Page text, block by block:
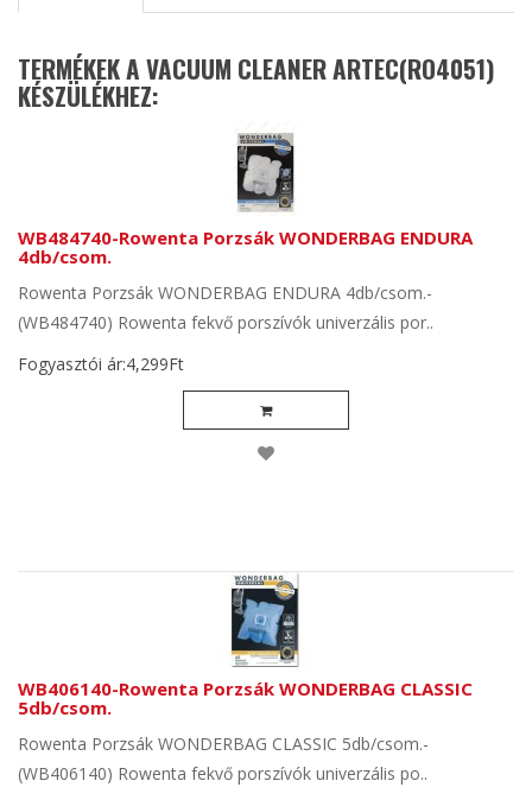
TERMÉKEK A VACUUM CLEANER ARTEC(RO4051)
KÉSZÜLÉKHEZ:
WB484740-Rowenta Porzsák WONDERBAG ENDURA
4db/csom.
Rowenta Porzsák WONDERBAG ENDURA 4db/csom.-
(WB484740) Rowenta fekvő porszívók univerzális por..
Fogyasztói ár:4,299Ft
WB406140-Rowenta Porzsák WONDERBAG CLASSIC
5db/csom.
Rowenta Porzsák WONDERBAG CLASSIC 5db/csom.-
(WB406140) Rowenta fekvő porszívók univerzális po..